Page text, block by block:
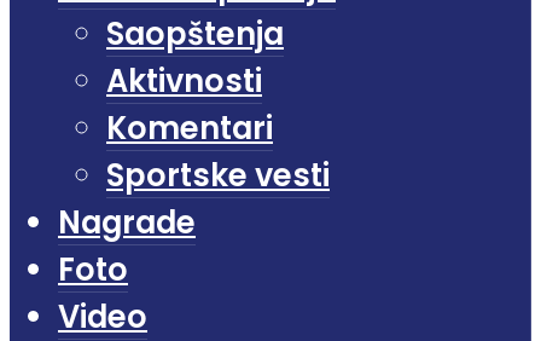
Saopštenja
Aktivnosti
Komentari
Sportske vesti
Nagrade
Foto
Video